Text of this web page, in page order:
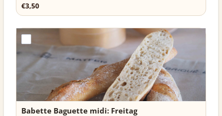
€3,50
€3,50
Babette Baguette midi: Freitag